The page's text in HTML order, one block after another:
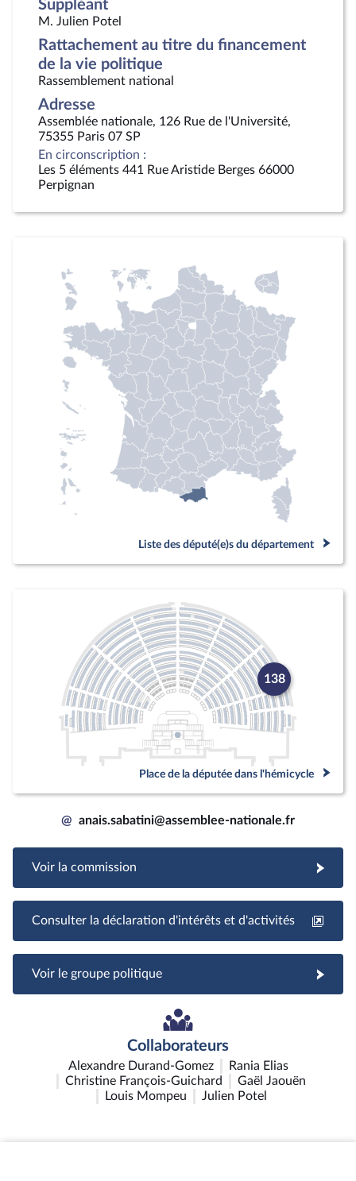
Suppléant
M. Julien Potel
Rattachement au titre du financement
de la vie politique
Rassemblement national
Adresse
Assemblée nationale, 126 Rue de l'Université,
75355 Paris 07 SP
En circonscription :
Les 5 éléments 441 Rue Aristide Berges 66000
Perpignan
Liste des député(e)s du département
138
Place de la députée dans l'hémicycle
@ anais.sabatini@assemblee-nationale.fr
Voir la commission
Consulter la déclaration d'intérêts et d'activités
Voir le groupe politique
Collaborateurs
Alexandre Durand-Gomez
Rania Elias
Christine François-Guichard
Gaël Jaouën
Louis Mompeu
Julien Potel